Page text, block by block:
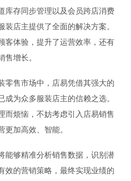
库存同步管理以及会员跨店消费
装店主提供了全面的解决方案。
客体验，提升了运营效率，还有
售增长。
零售市场中，店易凭借其强大的
成为众多服装店主的信赖之选。
而烦恼，不妨考虑引入店易销售
更加高效、智能。
能够精准分析销售数据，识别潜
效的营销策略，最终实现业绩的